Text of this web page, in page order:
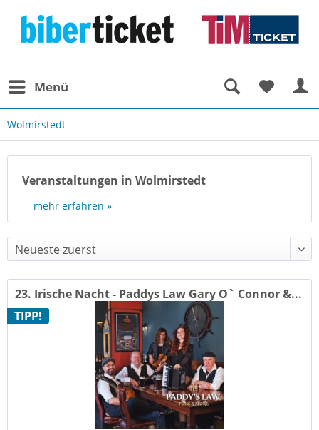
Menü
Wolmirstedt
Veranstaltungen in Wolmirstedt
mehr erfahren »
TIPP!
23. Irische Nacht - Paddys Law Gary O` Connor &...